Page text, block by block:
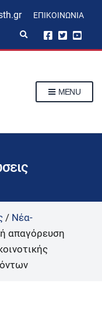
ΕΠΙΚΟΙΝΩΝΊΑ
p
m
MENU
/ Νέα-
απαγόρευση